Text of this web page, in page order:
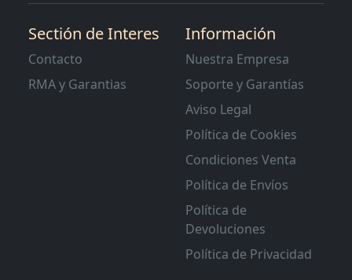
Sectión de Interes
Contacto
RMA y Garantias
Información
Nuestra Empresa
Soporte y Garantías
Aviso Legal
Política de Cookies
Condiciones Venta
Política de Envíos
Política de
Devoluciones
Política de Privacidad